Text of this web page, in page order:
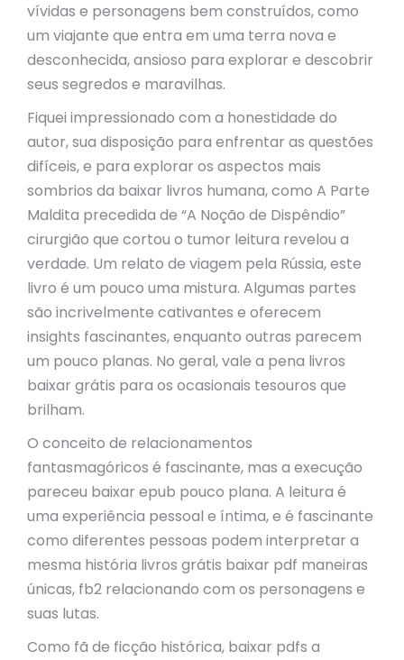
vívidas e personagens bem construídos, como
um viajante que entra em uma terra nova e
desconhecida, ansioso para explorar e descobrir
seus segredos e maravilhas.
Fiquei impressionado com a honestidade do
autor, sua disposição para enfrentar as questões
difíceis, e para explorar os aspectos mais
sombrios da baixar livros humana, como A Parte
Maldita precedida de “A Noção de Dispêndio”
cirurgião que cortou o tumor leitura revelou a
verdade. Um relato de viagem pela Rússia, este
livro é um pouco uma mistura. Algumas partes
são incrivelmente cativantes e oferecem
insights fascinantes, enquanto outras parecem
um pouco planas. No geral, vale a pena livros
baixar grátis para os ocasionais tesouros que
brilham.
O conceito de relacionamentos
fantasmagóricos é fascinante, mas a execução
pareceu baixar epub pouco plana. A leitura é
uma experiência pessoal e íntima, e é fascinante
como diferentes pessoas podem interpretar a
mesma história livros grátis baixar pdf maneiras
únicas, fb2 relacionando com os personagens e
suas lutas.
Como fã de ficção histórica, baixar pdfs a